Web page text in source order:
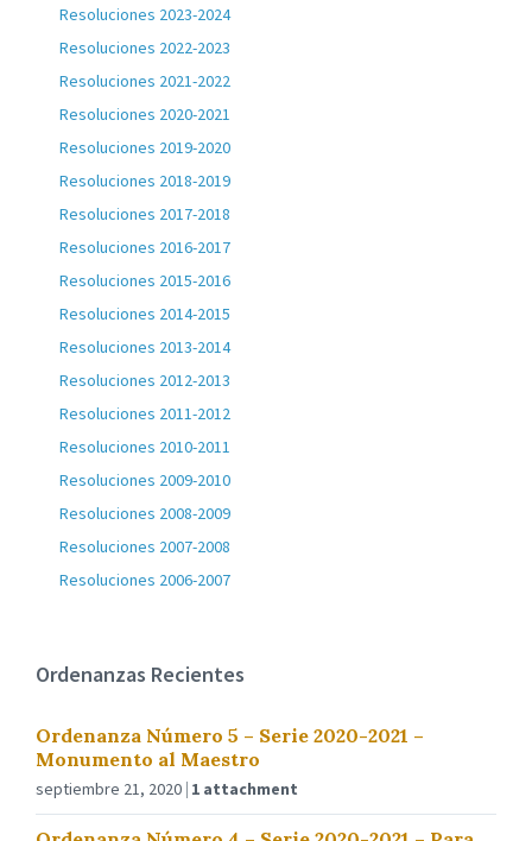
Resoluciones 2023-2024
Resoluciones 2022-2023
Resoluciones 2021-2022
Resoluciones 2020-2021
Resoluciones 2019-2020
Resoluciones 2018-2019
Resoluciones 2017-2018
Resoluciones 2016-2017
Resoluciones 2015-2016
Resoluciones 2014-2015
Resoluciones 2013-2014
Resoluciones 2012-2013
Resoluciones 2011-2012
Resoluciones 2010-2011
Resoluciones 2009-2010
Resoluciones 2008-2009
Resoluciones 2007-2008
Resoluciones 2006-2007
Ordenanzas Recientes
Ordenanza Número 5 – Serie 2020-2021 –
Monumento al Maestro
septiembre 21, 2020 1 attachment